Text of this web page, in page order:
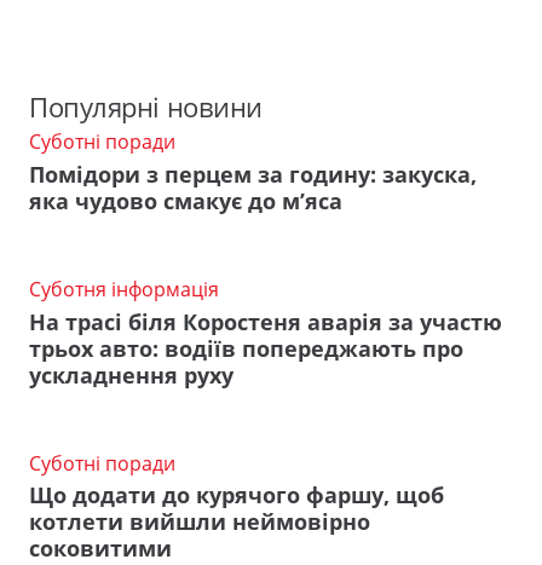
Популярні новини
Суботні поради
Помідори з перцем за годину: закуска,
яка чудово смакує до м’яса
Суботня інформація
На трасі біля Коростеня аварія за участю
трьох авто: водіїв попереджають про
ускладнення руху
Суботні поради
Що додати до курячого фаршу, щоб
котлети вийшли неймовірно
соковитими